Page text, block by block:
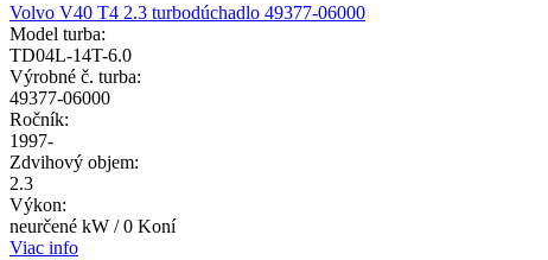
Volvo V40 T4 2.3 turbodúchadlo 49377-06000
Model turba:
TD04L-14T-6.0
Výrobné č. turba:
49377-06000
Ročník:
1997-
Zdvihový objem:
2.3
Výkon:
neurčené kW / 0 Koní
Viac info